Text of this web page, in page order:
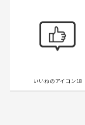
いいねのアイコン18